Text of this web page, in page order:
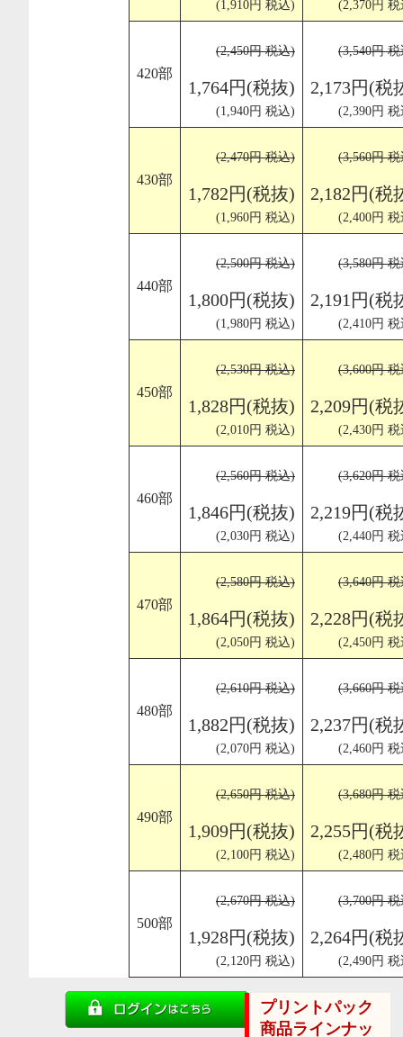
(1,910円 税込) (2,370円
420部
(2,450円 税込)
1,764円(税抜)
(1,940円 税込)
(3,540円
2,173円(税
(2,390円
430部
(2,470円 税込)
1,782円(税抜)
(1,960円 税込)
(3,560円
2,182円(税
(2,400円
440部
(2,500円 税込)
1,800円(税抜)
(1,980円 税込)
(3,580円
2,191円(税
(2,410円
450部
(2,530円 税込)
1,828円(税抜)
(2,010円 税込)
(3,600円
2,209円(税
(2,430円
460部
(2,560円 税込)
1,846円(税抜)
(2,030円 税込)
(3,620円
2,219円(税
(2,440円
470部
(2,580円 税込)
1,864円(税抜)
(2,050円 税込)
(3,640円
2,228円(税
(2,450円
480部
(2,610円 税込)
1,882円(税抜)
(2,070円 税込)
(3,660円
2,237円(税
(2,460円
490部
(2,650円 税込)
1,909円(税抜)
(2,100円 税込)
(3,680円
2,255円(税
(2,480円
500部
(2,670円 税込)
1,928円(税抜)
(2,120円 税込)
(3,700円
2,264円(税
(2,490円
プリントパック
商品ラインナッ